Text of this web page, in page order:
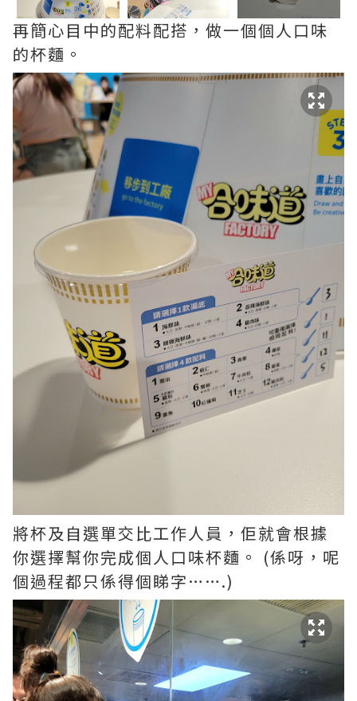
再簡心目中的配料配搭，做一個個人口味
的杯麵。
將杯及自選單交比工作人員，佢就會根據
你選擇幫你完成個人口味杯麵。 (係呀，呢
個過程都只係得個睇字…….)